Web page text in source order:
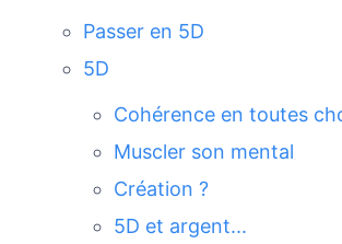
Passer en 5D
5D
Cohérence en toutes
Muscler son mental
Création ?
5D et argent...